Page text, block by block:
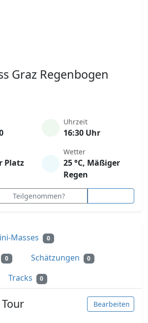
Graz Regenbogen
Uhrzeit
16:30 Uhr
Platz
Wetter
25 °C, Mäßiger
Regen
Teilgenommen?
Masses 0
0 Schätzungen 0
Tracks 0
Bearbeiten